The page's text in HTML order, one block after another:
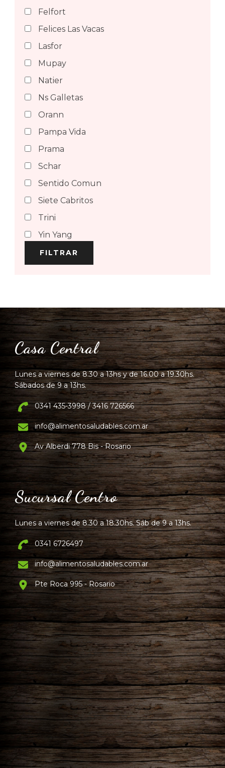
Felfort
Felices Las Vacas
Lasfor
Mupay
Natier
Ns Galletas
Orann
Pampa Vida
Prama
Schar
Sentido Comun
Siete Cabritos
Trini
Yin Yang
FILTRAR
Casa Central
Lunes a viernes de 8.30 a 13hs y de 16.00 a 19.30hs.
Sábados de 9 a 13hs.
0341 435-3998 / 3416 726566
info@alimentosaludables.com.ar
Av Alberdi 778 Bis - Rosario
Sucursal Centro
Lunes a viernes de 8.30 a 18.30hs. Sáb de 9 a 13hs.
0341 6726497
info@alimentosaludables.com.ar
Pte Roca 995 - Rosario